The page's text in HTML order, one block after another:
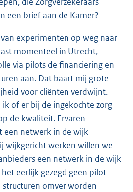
een brief aan de Kamer?
experimenten op weg naar
momenteel in Utrecht,
via pilots de financiering en
aan. Dat baart mij grote
voor cliënten verdwijnt.
of er bij de ingekochte zorg
de kwaliteit. Ervaren
een netwerk in de wijk
wijkgericht werken willen we
een netwerk in de wijk
eerlijk gezegd geen pilot
structuren omver worden